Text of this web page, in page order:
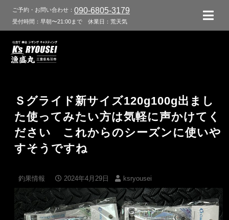
ご予約・お問い合わせ： 090-6805-3179
受付時間：早朝〜21:00まで 休業日：荒天気
Ｓグライド新サイズ120g100g出まし
た使ってみたい方は気軽に声かけてく
ださい これからのシーズンに使いや
すそうですね
釣果情報 2024年4月29日 ksryousei